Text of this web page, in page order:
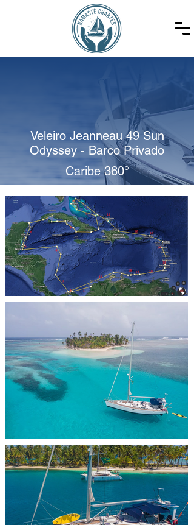
Veleiro Jeanneau 49 Sun
Odyssey - Barco Privado
Caribe 360°